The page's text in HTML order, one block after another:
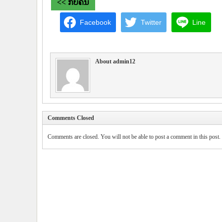
<< ກັບຄືນ
Facebook Twitter Line
About admin12
Comments Closed
Comments are closed. You will not be able to post a comment in this post.